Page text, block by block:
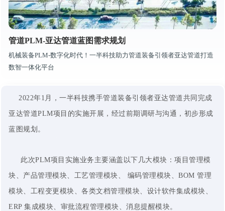
管道PLM-亚达管道蓝图需求规划
机械装备PLM-数字化时代！一半科技助力管道装备引领者亚达管道打造
数智一体化平台
2022年1月，一半科技携手管道装备引领者亚达管道共同完成
亚达管道PLM项目的实施开展，经过前期调研与沟通，初步形成
蓝图规划。
此次PLM项目实施业务主要涵盖以下几大模块：项目管理模
块、产品管理模块、工艺管理模块、 编码管理模块、BOM 管理
模块、工程变更模块、各类文档管理模块、设计软件集成模块、
ERP 集成模块、审批流程管理模块、消息提醒模块。